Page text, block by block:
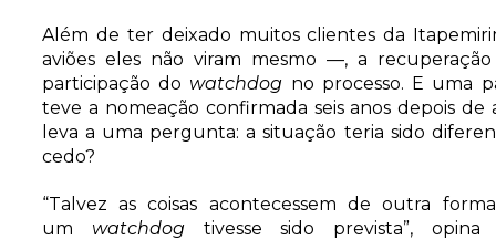
Além de ter deixado muitos clientes da
aviões eles não viram mesmo —, a
participação do watchdog no processo. E uma
teve a nomeação confirmada seis anos depois
leva a uma pergunta: a situação teria sido
cedo?
“Talvez as coisas acontecessem de outra
um watchdogtivesse sido prevista”, opina